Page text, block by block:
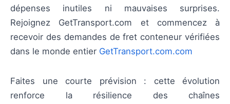
dépenses inutiles ni mauvaises surprises.
Rejoignez GetTransport.com et commencez à
recevoir des demandes de fret conteneur vérifiées
dans le monde entier GetTransport.com.com
Faites une courte prévision : cette évolution
renforce la résilience des chaînes